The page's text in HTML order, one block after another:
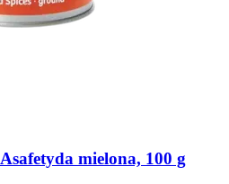
Asafetyda mielona, 100 g